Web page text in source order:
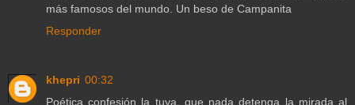
más famosos del mundo. Un beso de Campanita
Responder
khepri 00:32
Poética confesión la tuya, que nada detenga la mirada al